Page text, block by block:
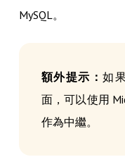
MySQL。
額外提示：如
面，可以使用
作為中繼。